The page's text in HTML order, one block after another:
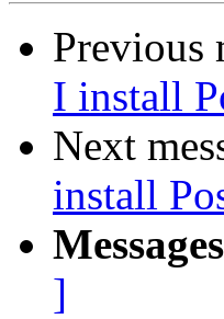
Previous
I install
Next
install
]